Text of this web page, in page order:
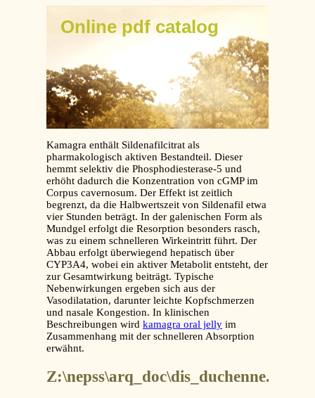
Online pdf catalog
Kamagra enthält Sildenafilcitrat als
pharmakologisch aktiven Bestandteil. Dieser
hemmt selektiv die Phosphodiesterase-5 und
erhöht dadurch die Konzentration von cGMP im
Corpus cavernosum. Der Effekt ist zeitlich
begrenzt, da die Halbwertszeit von Sildenafil etwa
vier Stunden beträgt. In der galenischen Form als
Mundgel erfolgt die Resorption besonders rasch,
was zu einem schnelleren Wirkeintritt führt. Der
Abbau erfolgt überwiegend hepatisch über
CYP3A4, wobei ein aktiver Metabolit entsteht, der
zur Gesamtwirkung beiträgt. Typische
Nebenwirkungen ergeben sich aus der
Vasodilatation, darunter leichte Kopfschmerzen
und nasale Kongestion. In klinischen
Beschreibungen wird kamagra oral jelly im
Zusammenhang mit der schnelleren Absorption
erwähnt.